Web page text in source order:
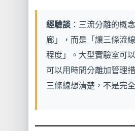
經驗談：三流分離的概
廊」，而是「讓三條流
程度」。大型實驗室可
可以用時間分離加管理
三條線想清楚，不是完